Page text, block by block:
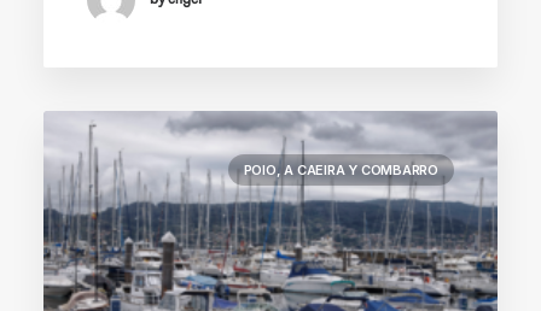
POIO, A CAEIRA Y COMBARRO